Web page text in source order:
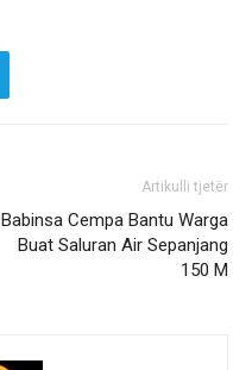
Artikulli tjetër
Babinsa Cempa Bantu Warga
Buat Saluran Air Sepanjang
150 M